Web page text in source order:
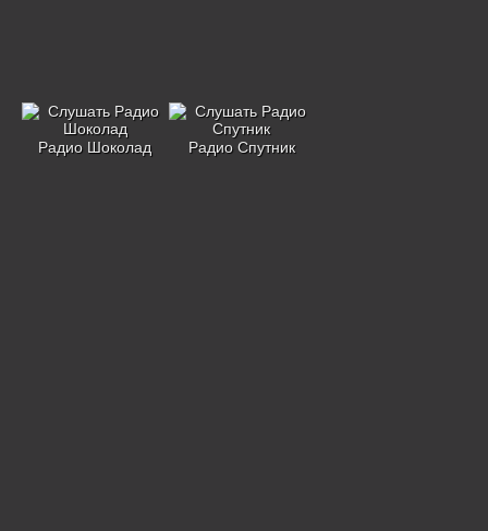
Радио Шоколад Радио Спутник